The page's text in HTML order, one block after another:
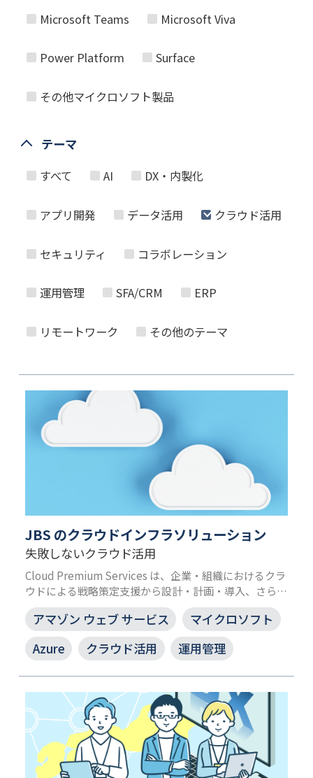
Microsoft Teams Microsoft Viva
Power Platform Surface
その他マイクロソフト製品
テーマ
すべて AI DX・内製化
アプリ開発 データ活用 クラウド活用
セキュリティ コラボレーション
運用管理 SFA/CRM ERP
リモートワーク その他のテーマ
JBS のクラウドインフラソリューション
失敗しないクラウド活用
Cloud Premium Services は、企業・組織におけるクラ
ウドによる戦略策定支援から設計・計画・導入、さらに
は運用までをワンストップで支援するサービスです。
日々進化していくクラウドソリューションを活用しデジ
タル化をサポートします。
アマゾン ウェブ サービス
マイクロソフト
Azure
クラウド活用 運用管理